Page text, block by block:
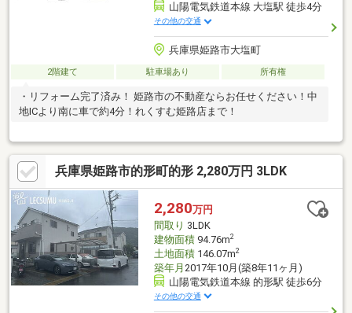
山陽電気鉄道本線 大塩駅 徒歩4分
その他の交通
兵庫県姫路市大塩町
2階建て 駐車場あり 所有権
・リフォーム完了済み！ 姫路市の不動産ならお任せください！中
地ICより南に車で約4分！れくすむ姫路店まで！
兵庫県姫路市的形町的形 2,280万円 3LDK
2,280万円
間取り 3LDK
建物面積94.76m2
土地面積146.07m2
築年月 2017年10月(築8年11ヶ月)
山陽電気鉄道本線 的形駅 徒歩6分
その他の交通